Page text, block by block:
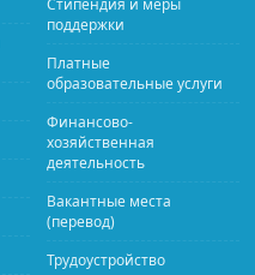
Стипендия и меры
поддержки
Платные
образовательные услуги
Финансово-
хозяйственная
деятельность
Вакантные места
(перевод)
Трудоустройство